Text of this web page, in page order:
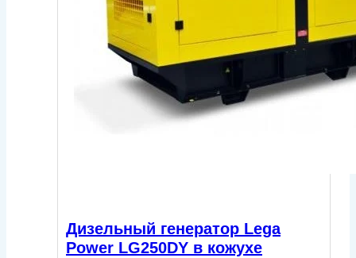
Дизельный генератор Lega
Power LG250DY в кожухе